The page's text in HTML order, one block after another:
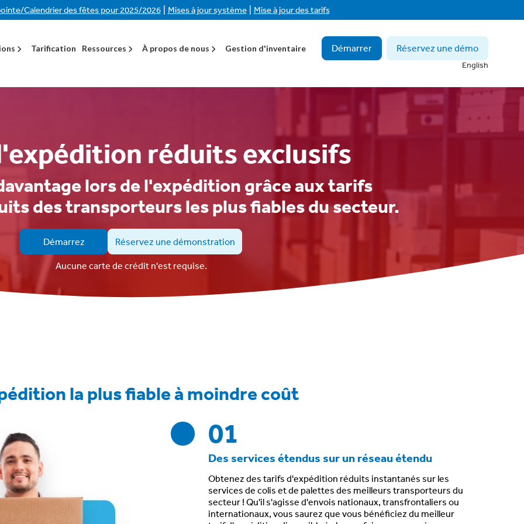
Calendrier des fêtes pour 2025/2026 Mises à jour système Mise à jour des tarifs
Tarification Ressources À propos de nous Gestion d'inventaire Démarrer Réservez une démo
English
réduits exclusifs
lors de l'expédition grâce aux tarifs
des transporteurs les plus fiables du secteur.
Démarrez Réservez une démonstration
Aucune carte de crédit n'est requise.
la plus fiable à moindre coût
01
Des services étendus sur un réseau étendu
Obtenez des tarifs d'expédition réduits instantanés sur les
services de colis et de palettes des meilleurs transporteurs du
secteur ! Qu'il s'agisse d'envois nationaux, transfrontaliers ou
internationaux, vous saurez que vous bénéficiez du meilleur